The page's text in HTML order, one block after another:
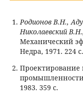
Родионов В.Н.,
Николаевский
Механический
Недра, 1971. 224 с.
Проектирование
промышленности
1983. 359 с.